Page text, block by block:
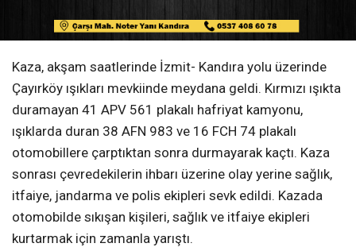
Kaza, akşam saatlerinde İzmit- Kandıra yolu üzerinde
Çayırköy ışıkları mevkiinde meydana geldi. Kırmızı ışıkta
duramayan 41 APV 561 plakalı hafriyat kamyonu,
ışıklarda duran 38 AFN 983 ve 16 FCH 74 plakalı
otomobillere çarptıktan sonra durmayarak kaçtı. Kaza
sonrası çevredekilerin ihbarı üzerine olay yerine sağlık,
itfaiye, jandarma ve polis ekipleri sevk edildi. Kazada
otomobilde sıkışan kişileri, sağlık ve itfaiye ekipleri
kurtarmak için zamanla yarıştı.